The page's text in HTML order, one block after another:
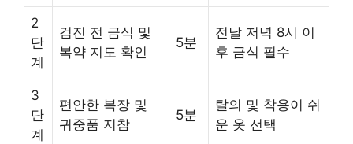
2
단
계
검진 전 금식 및
복약 지도 확인
5분
전날 저녁 8시 이
후 금식 필수
3
단
계
편안한 복장 및
귀중품 지참
5분
탈의 및 착용이 쉬
운 옷 선택